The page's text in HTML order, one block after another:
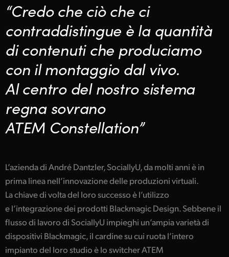
Korea
Mexico
Malaysia
Netherlands
New Zealand
Norway
Singapore
Spain
Sweden
“Credo che ciò che ci
contraddistingue è la quantità
di contenuti che produciamo
con il montaggio dal vivo.
Al centro del nostro sistema
regna sovrano
ATEM Constellation”
L’azienda di André Dantzler, SociallyU, da molti anni è in
prima linea nell’innovazione delle produzioni virtuali.
La chiave di volta del loro successo è l’utilizzo
e l’integrazione dei prodotti Blackmagic Design. Sebbene il
flusso di lavoro di SociallyU impieghi un’ampia varietà di
dispositivi Blackmagic, il cardine su cui ruota l’intero
impianto del loro studio è lo switcher ATEM